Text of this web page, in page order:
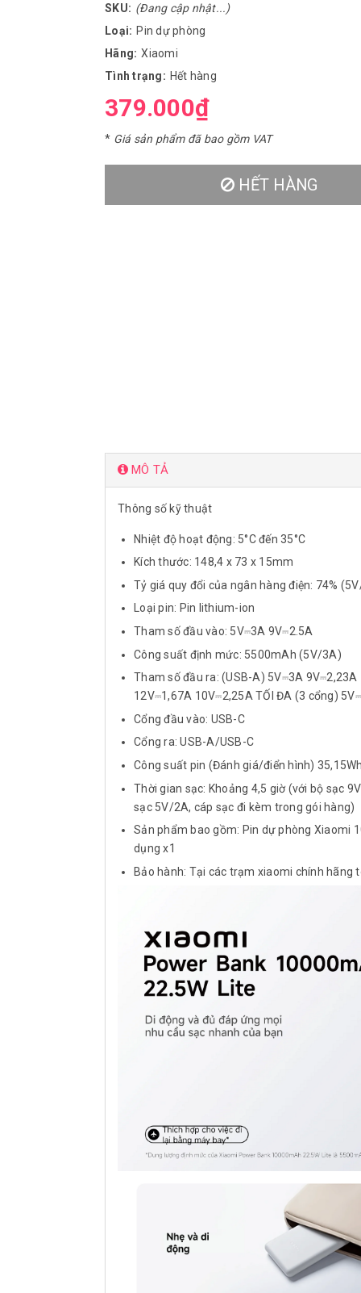
SKU: (Đang cập nhật...)
Loại: Pin dự phòng
Hãng: Xiaomi
Tình trạng: Hết hàng
379.000₫
* Giá sản phẩm đã bao gồm VAT
HẾT HÀNG
MÔ TẢ
Thông số kỹ thuật
Nhiệt độ hoạt động: 5°C đến 35°C
Kích thước: 148,4 x 73 x 15mm
Tỷ giá quy đổi của ngân hàng điện: 74%
Loại pin: Pin lithium-ion
Tham số đầu vào: 5V⎓3A 9V⎓2.5A
Công suất định mức: 5500mAh (5V/3A)
Tham số đầu ra: (USB-A) 5V⎓3A
12V⎓1,67A 10V⎓2,25A TỐI ĐA (3 cổng)
Cổng đầu vào: USB-C
Cổng ra: USB-A/USB-C
Công suất pin (Đánh giá/điển hình)
Thời gian sạc: Khoảng 4,5 giờ (với bộ sạc
sạc 5V/2A, cáp sạc đi kèm trong gói hàng)
Sản phẩm bao gồm: Pin dự phòng Xiaomi
dụng x1
Bảo hành: Tại các trạm xiaomi chính hãng